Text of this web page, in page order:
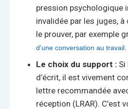
pression psychologique
invalidée par les juges,
le prouver, par exemple
d’une conversation au travail.
Le choix du support : Si
d’écrit, il est vivement
lettre recommandée
réception (LRAR). C’est